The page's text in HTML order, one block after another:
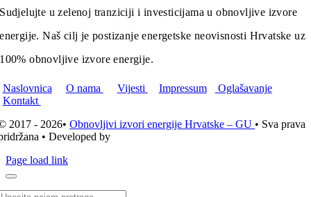
Sudjelujte u zelenoj tranziciji i investicijama u obnovljive izvore
energije. Naš cilj je postizanje energetske neovisnosti Hrvatske uz
100% obnovljive izvore energije.
Naslovnica O nama Vijesti Impressum
Oglašavanje
Kontakt
2017 - 2026•Obnovljivi izvori energije Hrvatske – GU • Sva prava
• Developed by
Page load link